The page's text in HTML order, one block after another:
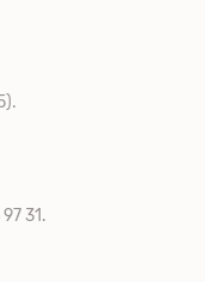
31.